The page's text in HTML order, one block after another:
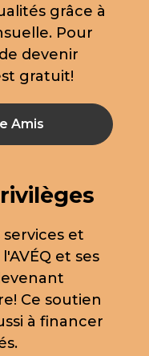
grâce à
Pour
devenir
gratuit!
Amis
et
et ses
Ce soutien
à financer